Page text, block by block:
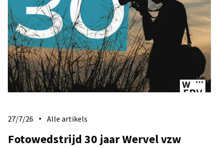
27/7/26 Alle artikels
Fotowedstrijd 30 jaar Wervel vzw